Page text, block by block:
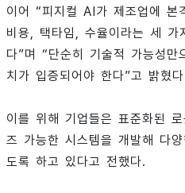
이어 “피지컬 AI가 제조업에 본
비용, 택타임, 수율이라는 세
다”며 “단순히 기술적 가능성
치가 입증되어야 한다”고 밝혔
이를 위해 기업들은 표준화된
즈 가능한 시스템을 개발해 다
도록 하고 있다고 전했다.